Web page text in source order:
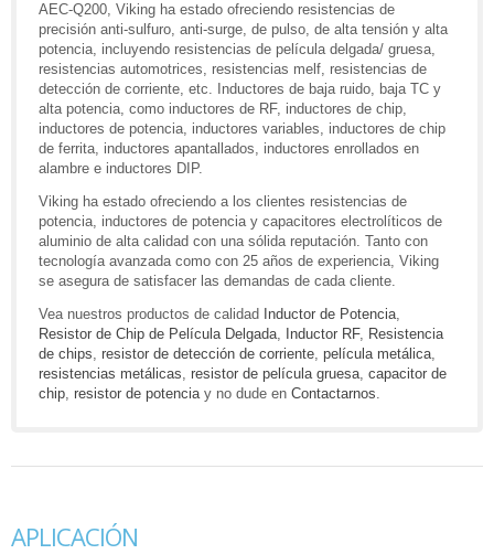
AEC-Q200, Viking ha estado ofreciendo resistencias de
precisión anti-sulfuro, anti-surge, de pulso, de alta tensión y alta
potencia, incluyendo resistencias de película delgada/ gruesa,
resistencias automotrices, resistencias melf, resistencias de
detección de corriente, etc. Inductores de baja ruido, baja TC y
alta potencia, como inductores de RF, inductores de chip,
inductores de potencia, inductores variables, inductores de chip
de ferrita, inductores apantallados, inductores enrollados en
alambre e inductores DIP.
Viking ha estado ofreciendo a los clientes resistencias de
potencia, inductores de potencia y capacitores electrolíticos de
aluminio de alta calidad con una sólida reputación. Tanto con
tecnología avanzada como con 25 años de experiencia, Viking
se asegura de satisfacer las demandas de cada cliente.
Vea nuestros productos de calidad Inductor de Potencia
Resistor de Chip de Película Delgada Inductor RF, Resistencia
de chips resistor de detección de corriente película metálica
resistencias metálicas resistor de película gruesa capacitor de
chip resistor de potencia y no dude en Contactarnos
APLICACIÓN